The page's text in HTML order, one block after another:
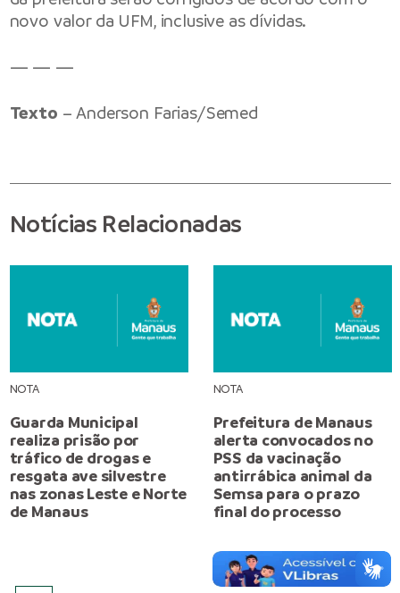
novo valor da UFM, inclusive as dívidas.
— — —
Texto – Anderson Farias/Semed
Notícias Relacionadas
NOTA
Guarda Municipal
realiza prisão por
tráfico de drogas e
resgata ave silvestre
nas zonas Leste e Norte
de Manaus
NOTA
Prefeitura de Manaus
alerta convocados no
PSS da vacinação
antirrábica animal da
Semsa para o prazo
final do processo